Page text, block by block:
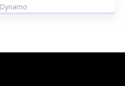
Dynamo